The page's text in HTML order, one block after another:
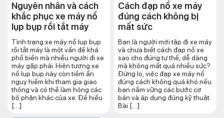
Nguyên nhân và cách
khắc phục xe máy nổ
lụp bụp rồi tắt máy
Tình trạng xe máy nổ lụp bụp
rồi tắt máy là một vấn đề khá
phổ biến mà nhiều người đi xe
máy gặp phải. Hiện tượng xe
nổ lụp bụp này còn tiềm ẩn
nguy hiểm khi tham gia giao
thông và có thể làm hỏng các
bộ phận khác của xe. Để hiểu
[…]
Cách đạp nổ xe máy
đúng cách​ không bị
mất sức
Bạn là người mới tập đi xe máy
và chưa biết cách đạp nổ xe
sao cho đúng tư thế, dễ dàng
mà không mất quá nhiều sức?
Đừng lo, việc đạp xe máy nổ
đúng cách không quá khó nếu
bạn nắm vững các bước cơ
bản và áp dụng đúng kỹ thuật.
Bài […]